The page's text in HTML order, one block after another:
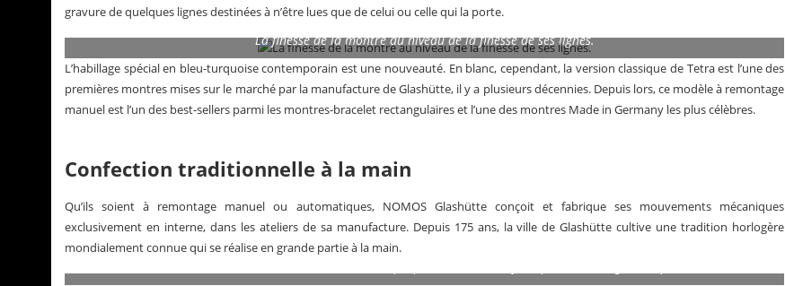
gravure de quelques lignes destinées à n’être lues que de celui ou celle qui la porte.
La finesse de la montre au niveau de la finesse de ses lignes.
L’habillage spécial en bleu-turquoise contemporain est une nouveauté. En blanc, cependant, la version classique de Tetra est l’une des
premières montres mises sur le marché par la manufacture de Glashütte, il y a plusieurs décennies. Depuis lors, ce modèle à remontage
manuel est l’un des best-sellers parmi les montres-bracelet rectangulaires et l’une des montres Made in Germany les plus célèbres.
Confection traditionnelle à la main
Qu’ils soient à remontage manuel ou automatiques, NOMOS Glashütte conçoit et fabrique ses mouvements mécaniques
exclusivement en interne, dans les ateliers de sa manufacture. Depuis 175 ans, la ville de Glashütte cultive une tradition horlogère
mondialement connue qui se réalise en grande partie à la main.